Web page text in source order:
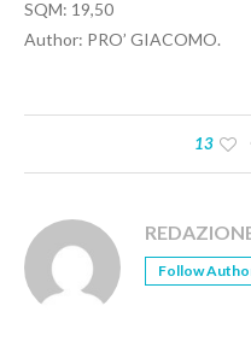
SQM: 19,50
Author: PRO’ GIACOMO.
13
Follow